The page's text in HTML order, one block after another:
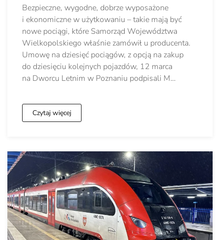
Bezpieczne, wygodne, dobrze wyposażone
i ekonomiczne w użytkowaniu – takie mają być
nowe pociągi, które Samorząd Województwa
Wielkopolskiego właśnie zamówił u producenta.
Umowę na dziesięć pociągów, z opcją na zakup
do dziesięciu kolejnych pojazdów, 12 marca
na Dworcu Letnim w Poznaniu podpisali M…
Czytaj więcej